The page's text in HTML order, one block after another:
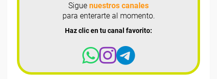
Sigue nuestros canales
para enterarte al momento.
Haz clic en tu canal favorito: